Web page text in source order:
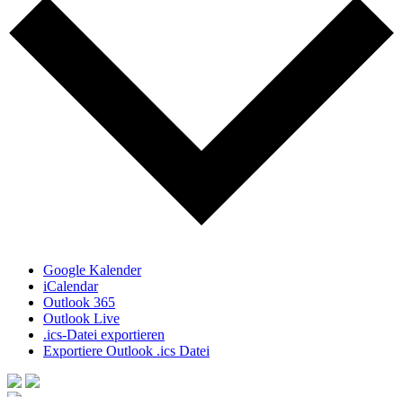
Google Kalender
iCalendar
Outlook 365
Outlook Live
.ics-Datei exportieren
Exportiere Outlook .ics Datei